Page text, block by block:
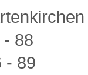
- 88
- 89